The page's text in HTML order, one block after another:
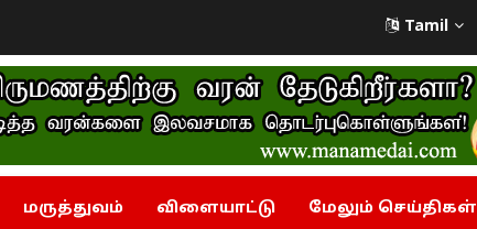
Tamil
மருத்துவம் விளையாட்டு மேலும் செய்திகள்